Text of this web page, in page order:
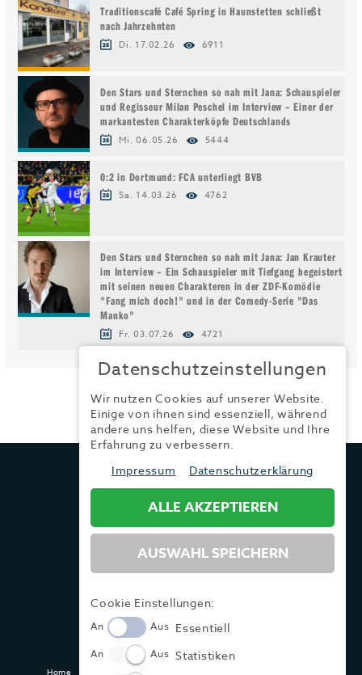
Traditionscafé Café Spring in Haunstetten schließt
nach Jahrzehnten
Di. 17.02.26 6911
Den Stars und Sternchen so nah mit Jana: Schauspieler
und Regisseur Milan Peschel im Interview – Einer der
markantesten Charakterköpfe Deutschlands
Mi. 06.05.26 5444
0:2 in Dortmund: FCA unterliegt BVB
Sa. 14.03.26 4762
Den Stars und Sternchen so nah mit Jana: Jan Krauter
im Interview – Ein Schauspieler mit Tiefgang begeistert
mit seinen neuen Charakteren in der ZDF-Komödie
"Fang mich doch!" und in der Comedy-Serie "Das
Manko"
Fr. 03.07.26 4721
TRENDYONE
Fax:
+49 (0) 821 / 99 82 34 41
Home Impressum
Datenschutzeinstellungen
Wir nutzen Cookies auf unserer Website.
Einige von ihnen sind essenziell, während
andere uns helfen, diese Website und Ihre
Erfahrung zu verbessern.
Impressum
Datenschutzerklärung
ALLE AKZEPTIEREN
AUSWAHL SPEICHERN
Cookie Einstellungen:
An Aus Essentiell
An Aus Statistiken